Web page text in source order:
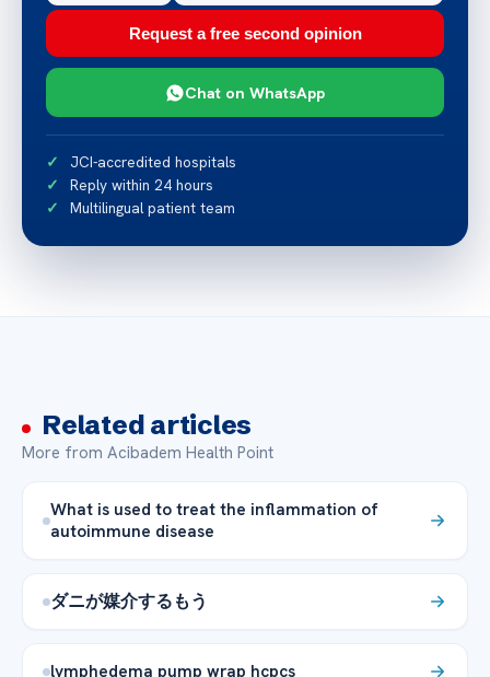
Request a free second opinion
Chat on WhatsApp
JCI-accredited hospitals
Reply within 24 hours
Multilingual patient team
Related articles
More from Acibadem Health Point
What is used to treat the inflammation of
autoimmune disease
ダニが媒介するもう
lymphedema pump wrap hcpcs